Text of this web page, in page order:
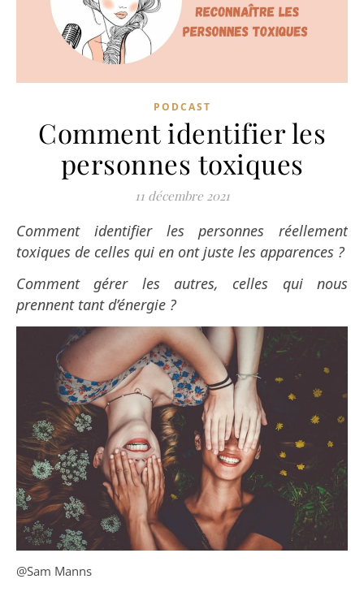
PODCAST
Comment identifier les
personnes toxiques
11 décembre 2021
Comment identifier les personnes réellement
toxiques de celles qui en ont juste les apparences ?
Comment gérer les autres, celles qui nous
prennent tant d’énergie ?
@Sam Manns